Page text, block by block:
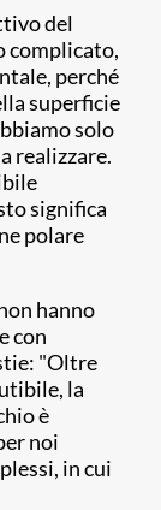
del
complicato,
perché
superficie
solo
realizzare.
significa
polare
hanno
con
"Oltre
la
è
noi
in cui